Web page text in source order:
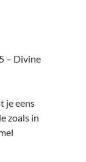
– Divine
je eens
zoals in